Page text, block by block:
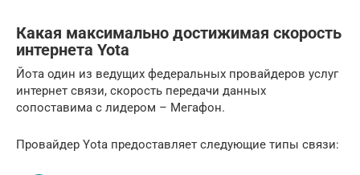
Какая максимально достижимая скорость
интернета Yota
Йота один из ведущих федеральных провайдеров услуг
интернет связи, скорость передачи данных
сопоставима с лидером – Мегафон.
Провайдер Yota предоставляет следующие типы связи: